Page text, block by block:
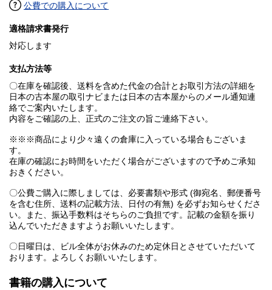
公費での購入について
適格請求書発行
対応します
支払方法等
〇在庫を確認後、送料を含めた代金の合計とお取引方法の詳細を
日本の古本屋の取引ナビまたは日本の古本屋からのメール通知連
絡でご案内いたします。
内容をご確認の上、正式のご注文の旨ご連絡下さい。
※※※商品により少々遠くの倉庫に入っている場合もございま
す。
在庫の確認にお時間をいただく場合がございますので予めご承知
おきください。
〇公費ご購入に際しましては、必要書類や形式 (御宛名、郵便番号
を含む住所、送料の記載方法、日付の有無) を必ずお知らせくださ
い。また、振込手数料はそちらのご負担です。記載の金額を振り
込んでいただきますようお願いいたします。
〇日曜日は、ビル全体がお休みのため定休日とさせていただいて
おります。よろしくお願いいたします。
書籍の購入について